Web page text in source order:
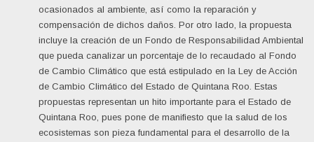
ocasionados al ambiente, así como la reparación y
compensación de dichos daños. Por otro lado, la propuesta
incluye la creación de un Fondo de Responsabilidad Ambiental
que pueda canalizar un porcentaje de lo recaudado al Fondo
de Cambio Climático que está estipulado en la Ley de Acción
de Cambio Climático del Estado de Quintana Roo. Estas
propuestas representan un hito importante para el Estado de
Quintana Roo, pues pone de manifiesto que la salud de los
ecosistemas son pieza fundamental para el desarrollo de la